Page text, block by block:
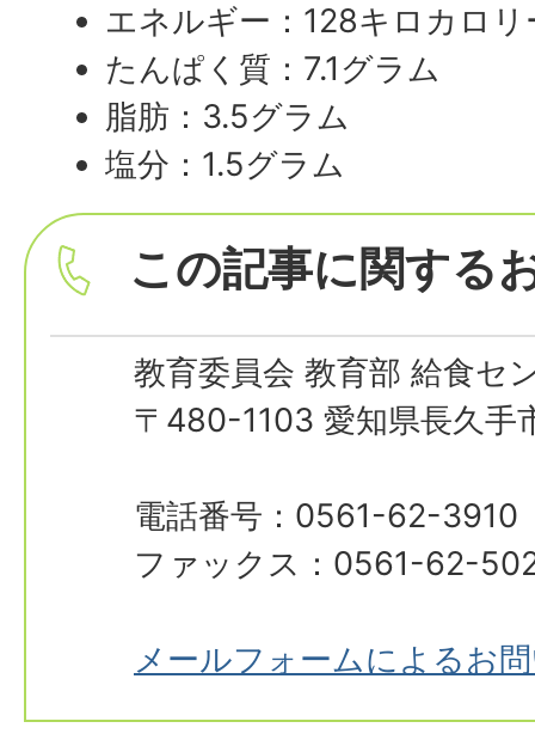
エネルギー：128キロカロリ
たんぱく質：7.1グラム
脂肪：3.5グラム
塩分：1.5グラム
この記事に関する
教育委員会 教育部 給食セ
〒480-1103 愛知県長久手
電話番号：0561-62-3910
ファックス：0561-62-
メールフォームによるお